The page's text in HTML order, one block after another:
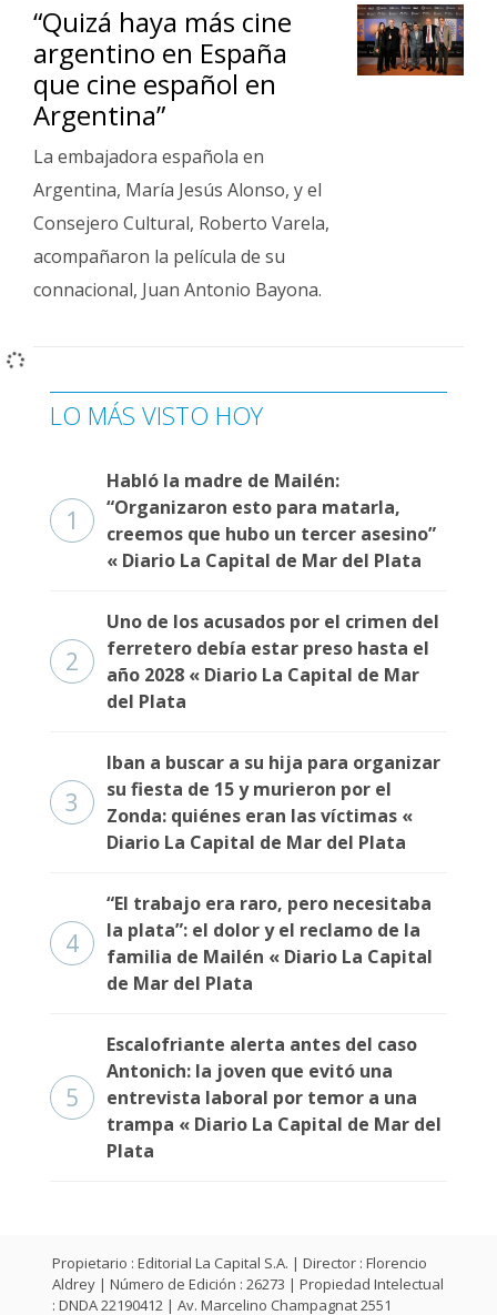
“Quizá haya más cine
argentino en España
que cine español en
Argentina”
La embajadora española en
Argentina, María Jesús Alonso, y el
Consejero Cultural, Roberto Varela,
acompañaron la película de su
connacional, Juan Antonio Bayona.
LO MÁS VISTO HOY
1
Habló la madre de Mailén:
“Organizaron esto para matarla,
creemos que hubo un tercer asesino”
« Diario La Capital de Mar del Plata
2
Uno de los acusados por el crimen del
ferretero debía estar preso hasta el
año 2028 « Diario La Capital de Mar
del Plata
3
Iban a buscar a su hija para organizar
su fiesta de 15 y murieron por el
Zonda: quiénes eran las víctimas «
Diario La Capital de Mar del Plata
4
“El trabajo era raro, pero necesitaba
la plata”: el dolor y el reclamo de la
familia de Mailén « Diario La Capital
de Mar del Plata
5
Escalofriante alerta antes del caso
Antonich: la joven que evitó una
entrevista laboral por temor a una
trampa « Diario La Capital de Mar del
Plata
Propietario : Editorial La Capital S.A. | Director : Florencio
Aldrey | Número de Edición : 26273 | Propiedad Intelectual
: DNDA 22190412 | Av. Marcelino Champagnat 2551